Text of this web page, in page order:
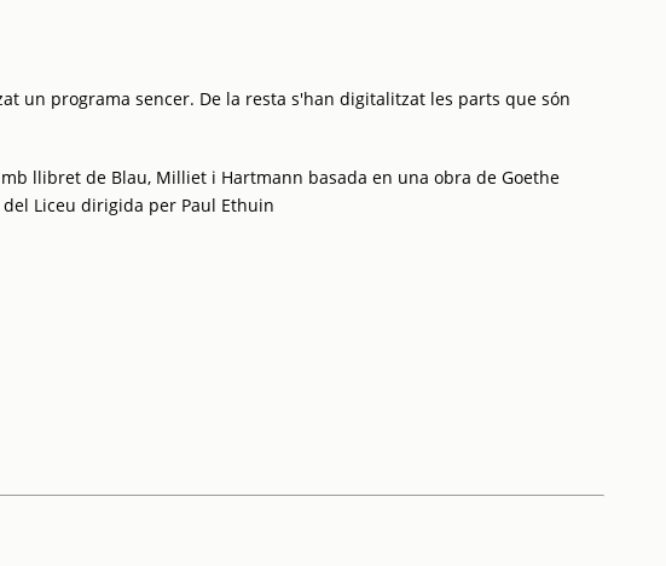
un programa sencer. De la resta s'han digitalitzat les parts que són
llibret de Blau, Milliet i Hartmann basada en una obra de Goethe
Liceu dirigida per Paul Ethuin